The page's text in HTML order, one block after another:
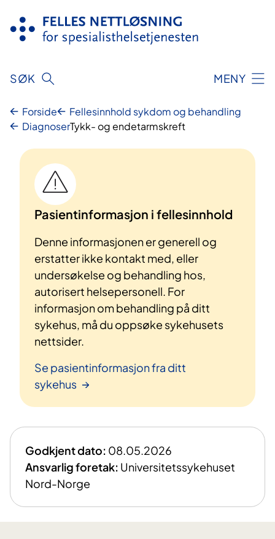
innhold
SØK MENY
Forside
Fellesinnhold sykdom og behandling
DiagnoserTykk- og endetarmskreft
Pasientinformasjon i fellesinnhold
Denne informasjonen er generell og
erstatter ikke kontakt med, eller
undersøkelse og behandling hos,
autorisert helsepersonell. For
informasjon om behandling på ditt
sykehus, må du oppsøke sykehusets
nettsider.
Se pasientinformasjon fra ditt
sykehus
Godkjent dato: 08.05.2026
Ansvarlig foretak: Universitetssykehuset
Nord-Norge